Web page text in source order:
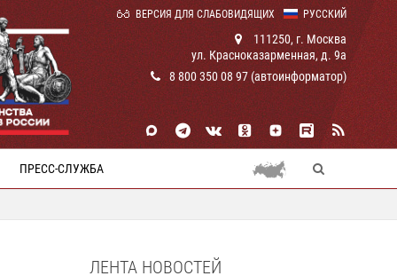
РУССКИЙ
ВЕРСИЯ ДЛЯ СЛАБОВИДЯЩИХ
111250, г. Москва
ул. Красноказарменная, д. 9а
8 800 350 08 97 (автоинформатор)
ПРЕСС-СЛУЖБА
ЛЕНТА НОВОСТЕЙ